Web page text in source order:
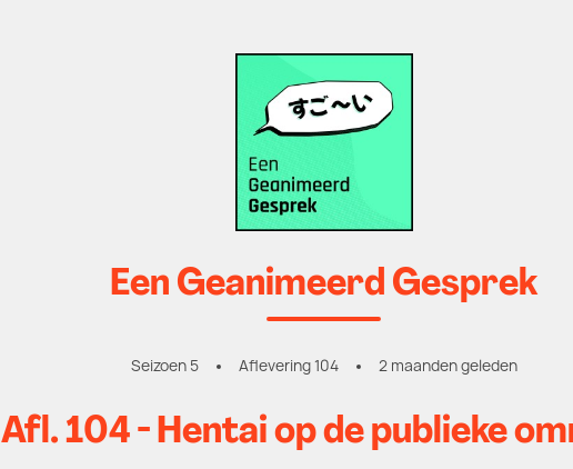
Een Geanimeerd Gesprek
Seizoen 5 Aflevering 104 2 maanden geleden
Afl. 104 - Hentai op de publieke